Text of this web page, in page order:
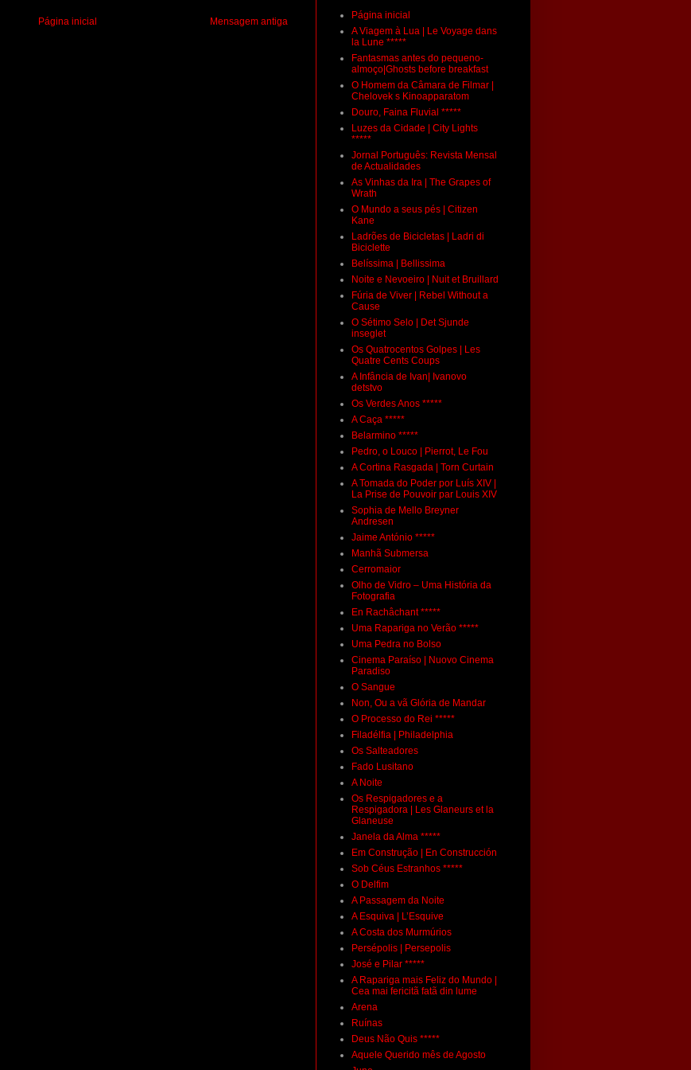
Mensagem antiga
Página inicial
Página inicial
A Viagem à Lua | Le Voyage dans
la Lune *****
Fantasmas antes do pequeno-
almoço|Ghosts before breakfast
O Homem da Câmara de Filmar |
Chelovek s Kinoapparatom
Douro, Faina Fluvial *****
Luzes da Cidade | City Lights
*****
Jornal Português: Revista Mensal
de Actualidades
As Vinhas da Ira | The Grapes of
Wrath
O Mundo a seus pés | Citizen
Kane
Ladrões de Bicicletas | Ladri di
Biciclette
Belíssima | Bellissima
Noite e Nevoeiro | Nuit et Bruillard
Fúria de Viver | Rebel Without a
Cause
O Sétimo Selo | Det Sjunde
inseglet
Os Quatrocentos Golpes | Les
Quatre Cents Coups
A Infância de Ivan| Ivanovo
detstvo
Os Verdes Anos *****
A Caça *****
Belarmino *****
Pedro, o Louco | Pierrot, Le Fou
A Cortina Rasgada | Torn Curtain
A Tomada do Poder por Luís XIV |
La Prise de Pouvoir par Louis XIV
Sophia de Mello Breyner
Andresen
Jaime António *****
Manhã Submersa
Cerromaior
Olho de Vidro – Uma História da
Fotografia
En Rachâchant *****
Uma Rapariga no Verão *****
Uma Pedra no Bolso
Cinema Paraíso | Nuovo Cinema
Paradiso
O Sangue
Non, Ou a vã Glória de Mandar
O Processo do Rei *****
Filadélfia | Philadelphia
Os Salteadores
Fado Lusitano
A Noite
Os Respigadores e a
Respigadora | Les Glaneurs et la
Glaneuse
Janela da Alma *****
Em Construção | En Construcción
Sob Céus Estranhos *****
O Delfim
A Passagem da Noite
A Esquiva | L’Esquive
A Costa dos Murmúrios
Persépolis | Persepolis
José e Pilar *****
A Rapariga mais Feliz do Mundo |
Cea mai fericitã fatã din lume
Arena
Ruínas
Deus Não Quis *****
Aquele Querido mês de Agosto